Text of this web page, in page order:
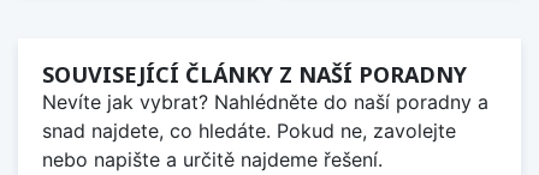
SOUVISEJÍCÍ ČLÁNKY Z NAŠÍ PORADNY
Nevíte jak vybrat? Nahlédněte do naší poradny a
snad najdete, co hledáte. Pokud ne, zavolejte
nebo napište a určitě najdeme řešení.